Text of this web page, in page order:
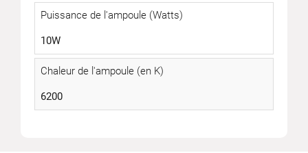
Puissance de l'ampoule (Watts)
10W
Chaleur de l'ampoule (en K)
6200